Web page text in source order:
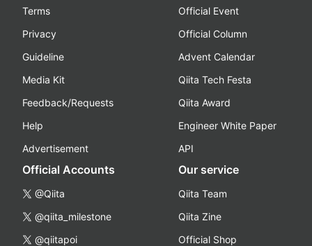
Terms
Privacy
Guideline
Media Kit
Feedback/Requests
Help
Advertisement
Official Event
Official Column
Advent Calendar
Qiita Tech Festa
Qiita Award
Engineer White Paper
API
Official Accounts
@Qiita
@qiita_milestone
@qiitapoi
Our service
Qiita Team
Qiita Zine
Official Shop